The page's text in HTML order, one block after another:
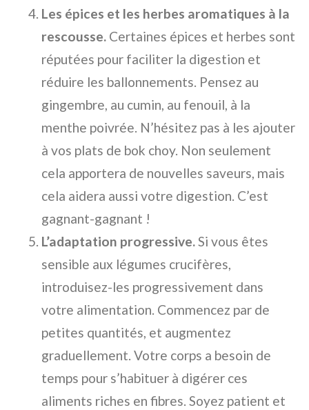
Les épices et les herbes aromatiques à la
rescousse. Certaines épices et herbes sont
réputées pour faciliter la digestion et
réduire les ballonnements. Pensez au
gingembre, au cumin, au fenouil, à la
menthe poivrée. N’hésitez pas à les ajouter
à vos plats de bok choy. Non seulement
cela apportera de nouvelles saveurs, mais
cela aidera aussi votre digestion. C’est
gagnant-gagnant !
L’adaptation progressive.Si vous êtes
sensible aux légumes crucifères,
introduisez-les progressivement dans
votre alimentation. Commencez par de
petites quantités, et augmentez
graduellement. Votre corps a besoin de
temps pour s’habituer à digérer ces
aliments riches en fibres. Soyez patient et